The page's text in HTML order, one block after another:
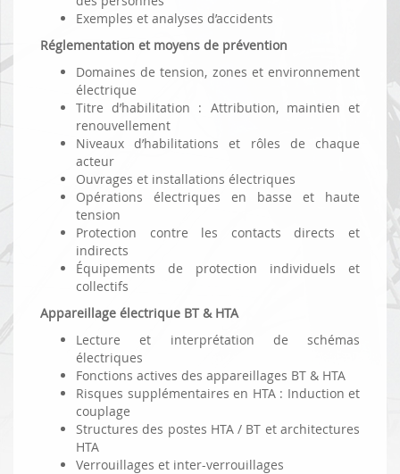
Exemples et analyses d’accidents
Réglementation et moyens de prévention
Domaines de tension, zones et environnement
électrique
Titre d’habilitation : Attribution, maintien et
renouvellement
Niveaux d’habilitations et rôles de chaque
acteur
Ouvrages et installations électriques
Opérations électriques en basse et haute
tension
Protection contre les contacts directs et
indirects
Équipements de protection individuels et
collectifs
Appareillage électrique BT & HTA
Lecture et interprétation de schémas
électriques
Fonctions actives des appareillages BT & HTA
Risques supplémentaires en HTA : Induction et
couplage
Structures des postes HTA / BT et architectures
HTA
Verrouillages et inter-verrouillages